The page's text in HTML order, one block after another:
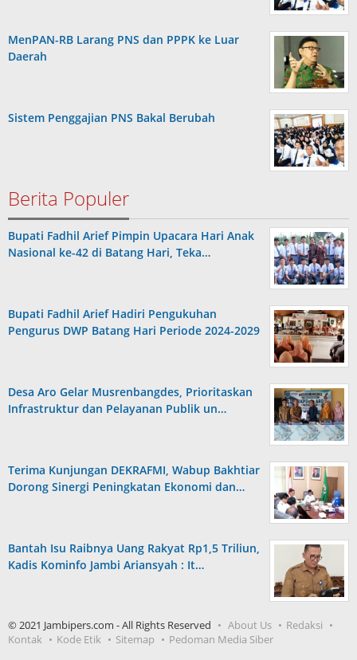
MenPAN-RB Larang PNS dan PPPK ke Luar
Daerah
Sistem Penggajian PNS Bakal Berubah
Berita Populer
Bupati Fadhil Arief Pimpin Upacara Hari Anak
Nasional ke-42 di Batang Hari, Teka…
Bupati Fadhil Arief Hadiri Pengukuhan
Pengurus DWP Batang Hari Periode 2024-2029
Desa Aro Gelar Musrenbangdes, Prioritaskan
Infrastruktur dan Pelayanan Publik un…
Terima Kunjungan DEKRAFMI, Wabup Bakhtiar
Dorong Sinergi Peningkatan Ekonomi dan…
Bantah Isu Raibnya Uang Rakyat Rp1,5 Triliun,
Kadis Kominfo Jambi Ariansyah : It…
© 2021 Jambipers.com - All Rights Reserved About Us
Redaksi
Kontak
Kode Etik Sitemap Pedoman Media Siber